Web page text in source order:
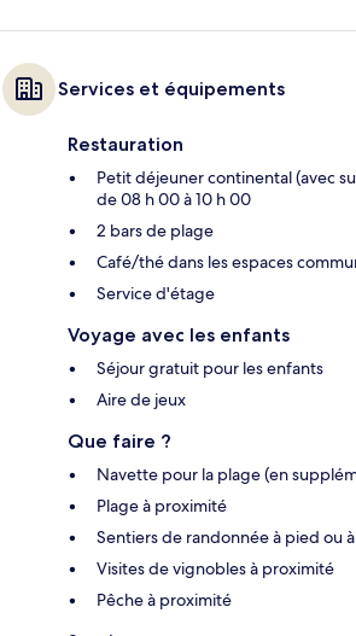
Services et équipements
Restauration
Petit déjeuner continental (avec
de 08 h 00 à 10 h 00
2 bars de plage
Café/thé dans les espaces
Service d'étage
Voyage avec les enfants
Séjour gratuit pour les enfants
Aire de jeux
Que faire ?
Navette pour la plage (en
Plage à proximité
Sentiers de randonnée à pied ou
Visites de vignobles à proximité
Pêche à proximité